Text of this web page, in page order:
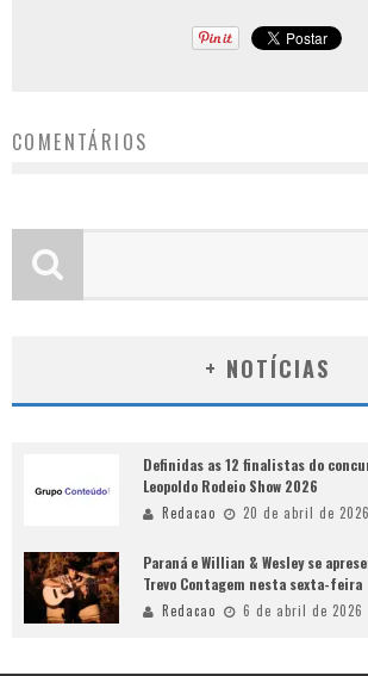
COMENTÁRIOS
+ NOTÍCIAS
Definidas as 12 finalistas do
Leopoldo Rodeio Show 2026
Redacao 20 de abril de 2026
Paraná e Willian & Wesley se
Trevo Contagem nesta sexta-feira
Redacao 6 de abril de 2026